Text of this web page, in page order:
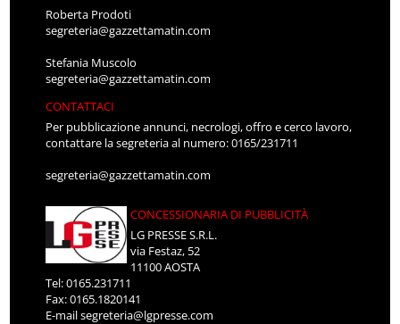
Roberta Prodoti
segreteria@gazzettamatin.com
Stefania Muscolo
segreteria@gazzettamatin.com
CONTATTACI
Per pubblicazione annunci, necrologi, offro e cerco lavoro,
contattare la segreteria al numero: 0165/231711
segreteria@gazzettamatin.com
CONCESSIONARIA DI PUBBLICITÀ
LG PRESSE S.R.L.
via Festaz, 52
11100 AOSTA
Tel: 0165.231711
Fax: 0165.1820141
E-mailsegreteria@lgpresse.com